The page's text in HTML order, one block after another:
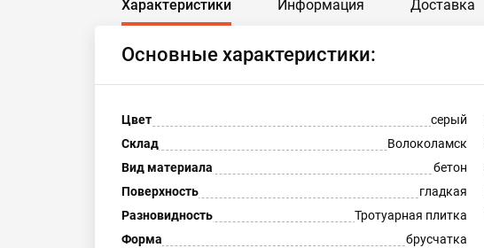
Характеристики Информация Доставка
Основные характеристики:
Цвет серый
Склад
Волоколамск
Вид материала
бетон
Поверхность
гладкая
Разновидность
Тротуарная плитка
Форма
брусчатка